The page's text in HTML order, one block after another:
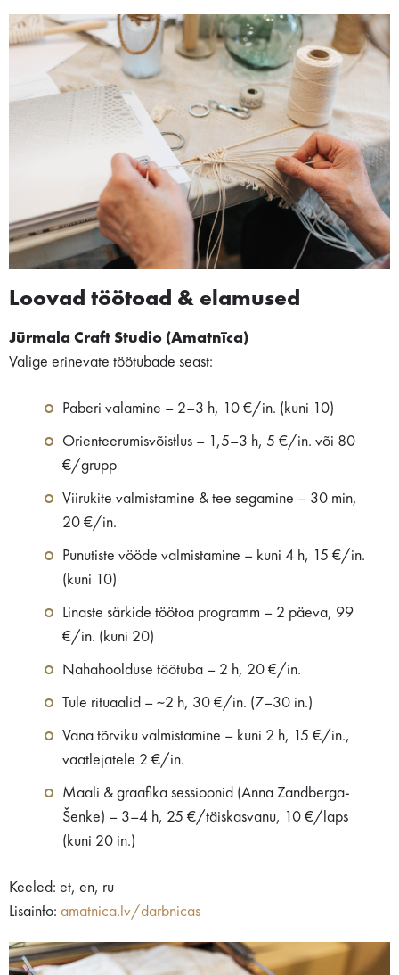
Loovad töötoad & elamused
Jūrmala Craft Studio (Amatnīca)
Valige erinevate töötubade seast:
Paberi valamine – 2–3 h, 10 €/in. (kuni 10)
Orienteerumisvõistlus – 1,5–3 h, 5 €/in. või 80
€/grupp
Viirukite valmistamine & tee segamine – 30 min,
20 €/in.
Punutiste vööde valmistamine – kuni 4 h, 15 €/in.
(kuni 10)
Linaste särkide töötoa programm – 2 päeva, 99
€/in. (kuni 20)
Nahahoolduse töötuba – 2 h, 20 €/in.
Tule rituaalid – ~2 h, 30 €/in. (7–30 in.)
Vana tõrviku valmistamine – kuni 2 h, 15 €/in.,
vaatlejatele 2 €/in.
Maali & graafika sessioonid (Anna Zandberga-
Šenke) – 3–4 h, 25 €/täiskasvanu, 10 €/laps
(kuni 20 in.)
Keeled: et, en, ru
Lisainfo: amatnica.lv/darbnicas